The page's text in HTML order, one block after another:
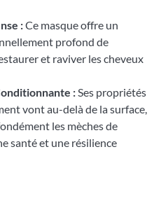
:Ce masque offre un
profond de
et raviver les cheveux
: Ses propriétés
vont au-delà de la surface,
les mèches de
santé et une résilience